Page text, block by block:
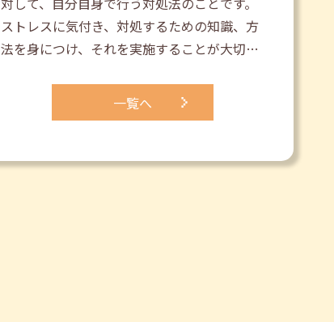
ストレスに気付き、対処するための知識、方
法を身につけ、それを実施することが大切…
一覧へ